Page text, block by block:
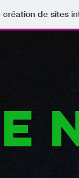
de sites